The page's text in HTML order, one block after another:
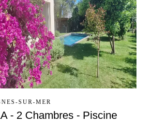
SUR-MER
- 2 Chambres - Piscine